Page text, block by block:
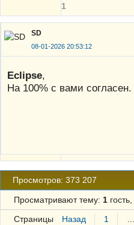
1
SD
08-01-2026 20:53:12
Eclipse,
На 100% с вами согласен.
Просмотров: 373 207
Просматривают тему: 1гость,
Страницы Назад 1